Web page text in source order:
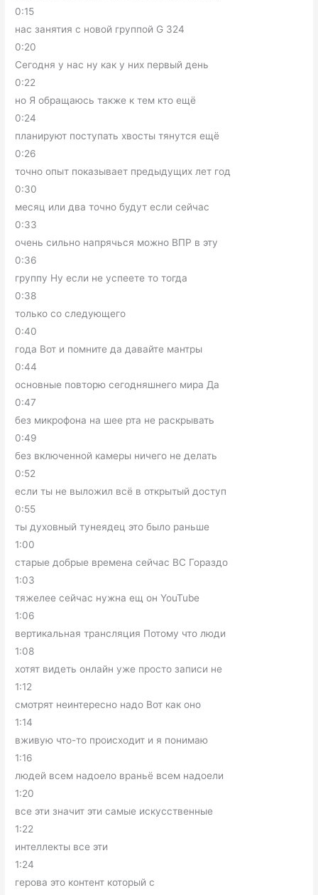
0:15
нас занятия с новой группой G 324
0:20
Сегодня у нас ну как у них первый день
0:22
но Я обращаюсь также к тем кто ещё
0:24
планируют поступать хвосты тянутся ещё
0:26
точно опыт показывает предыдущих лет год
0:30
месяц или два точно будут если сейчас
0:33
очень сильно напрячься можно ВПР в эту
0:36
группу Ну если не успеете то тогда
0:38
только со следующего
0:40
года Вот и помните да давайте мантры
0:44
основные повторю сегодняшнего мира Да
0:47
без микрофона на шее рта не раскрывать
0:49
без включенной камеры ничего не делать
0:52
если ты не выложил всё в открытый доступ
0:55
ты духовный тунеядец это было раньше
1:00
старые добрые времена сейчас ВС Гораздо
1:03
тяжелее сейчас нужна ещ он YouTube
1:06
вертикальная трансляция Потому что люди
1:08
хотят видеть онлайн уже просто записи не
1:12
смотрят неинтересно надо Вот как оно
1:14
вживую что-то происходит и я понимаю
1:16
людей всем надоело враньё всем надоели
1:20
все эти значит эти самые искусственные
1:22
интеллекты все эти
1:24
герова это контент который с